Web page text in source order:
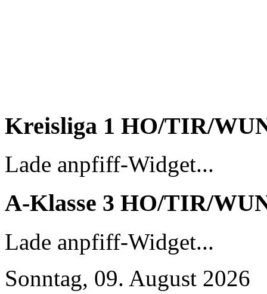
Kreisliga 1 HO/TIR/
Lade anpfiff-Widget...
A-Klasse 3 HO/TIR/
Lade anpfiff-Widget...
Sonntag, 09. August 2026